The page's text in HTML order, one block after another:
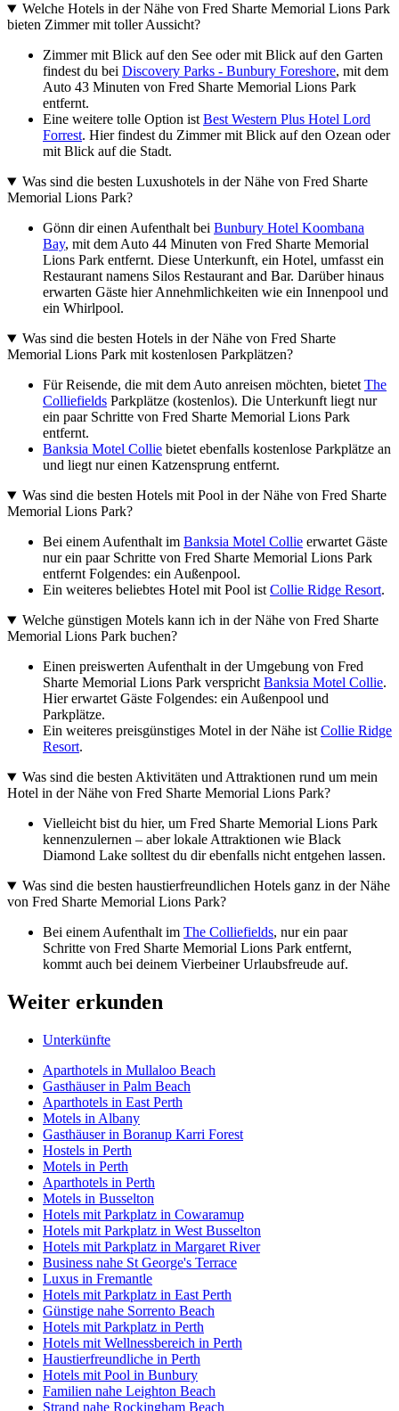
Welche Hotels in der Nähe von Fred Sharte Memorial Lions Park
bieten Zimmer mit toller Aussicht?
Zimmer mit Blick auf den See oder mit Blick auf den Garten
findest du bei Discovery Parks - Bunbury Foreshore, mit dem
Auto 43 Minuten von Fred Sharte Memorial Lions Park
entfernt.
Eine weitere tolle Option ist Best Western Plus Hotel Lord
Forrest. Hier findest du Zimmer mit Blick auf den Ozean oder
mit Blick auf die Stadt.
Was sind die besten Luxushotels in der Nähe von Fred Sharte
Memorial Lions Park?
Gönn dir einen Aufenthalt bei Bunbury Hotel Koombana
Bay, mit dem Auto 44 Minuten von Fred Sharte Memorial
Lions Park entfernt. Diese Unterkunft, ein Hotel, umfasst ein
Restaurant namens Silos Restaurant and Bar. Darüber hinaus
erwarten Gäste hier Annehmlichkeiten wie ein Innenpool und
ein Whirlpool.
Was sind die besten Hotels in der Nähe von Fred Sharte
Memorial Lions Park mit kostenlosen Parkplätzen?
Für Reisende, die mit dem Auto anreisen möchten, bietet The
Colliefields Parkplätze (kostenlos). Die Unterkunft liegt nur
ein paar Schritte von Fred Sharte Memorial Lions Park
entfernt.
Banksia Motel Collie bietet ebenfalls kostenlose Parkplätze an
und liegt nur einen Katzensprung entfernt.
Was sind die besten Hotels mit Pool in der Nähe von Fred Sharte
Memorial Lions Park?
Bei einem Aufenthalt im Banksia Motel Collie erwartet Gäste
nur ein paar Schritte von Fred Sharte Memorial Lions Park
entfernt Folgendes: ein Außenpool.
Ein weiteres beliebtes Hotel mit Pool ist Collie Ridge Resort.
Welche günstigen Motels kann ich in der Nähe von Fred Sharte
Memorial Lions Park buchen?
Einen preiswerten Aufenthalt in der Umgebung von Fred
Sharte Memorial Lions Park verspricht Banksia Motel Collie.
Hier erwartet Gäste Folgendes: ein Außenpool und
Parkplätze.
Ein weiteres preisgünstiges Motel in der Nähe ist Collie Ridge
Resort.
Was sind die besten Aktivitäten und Attraktionen rund um mein
Hotel in der Nähe von Fred Sharte Memorial Lions Park?
Vielleicht bist du hier, um Fred Sharte Memorial Lions Park
kennenzulernen – aber lokale Attraktionen wie Black
Diamond Lake solltest du dir ebenfalls nicht entgehen lassen.
Was sind die besten haustierfreundlichen Hotels ganz in der Nähe
von Fred Sharte Memorial Lions Park?
Bei einem Aufenthalt im The Colliefields, nur ein paar
Schritte von Fred Sharte Memorial Lions Park entfernt,
kommt auch bei deinem Vierbeiner Urlaubsfreude auf.
Weiter erkunden
Unterkünfte
Aparthotels in Mullaloo Beach
Gasthäuser in Palm Beach
Aparthotels in East Perth
Motels in Albany
Gasthäuser in Boranup Karri Forest
Hostels in Perth
Motels in Perth
Aparthotels in Perth
Motels in Busselton
Hotels mit Parkplatz in Cowaramup
Hotels mit Parkplatz in West Busselton
Hotels mit Parkplatz in Margaret River
Business nahe St George's Terrace
Luxus in Fremantle
Hotels mit Parkplatz in East Perth
Günstige nahe Sorrento Beach
Hotels mit Parkplatz in Perth
Hotels mit Wellnessbereich in Perth
Haustierfreundliche in Perth
Hotels mit Pool in Bunbury
Familien nahe Leighton Beach
Strand nahe Rockingham Beach